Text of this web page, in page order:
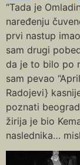
“Tada je
naređenju
prvi nastup
sam drugi
da je to bilo po
sam pevao
Radojevi}
poznati
žirija je bio
naslednika…